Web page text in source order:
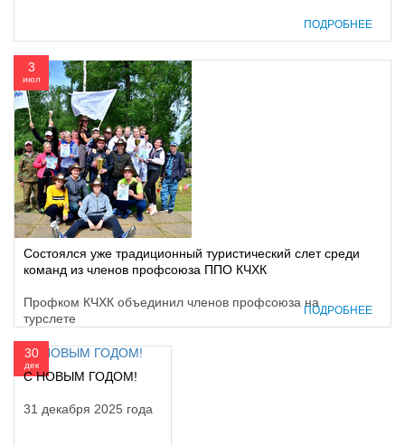
ПОДРОБНЕЕ
3
июл
Состоялся уже традиционный туристический слет среди
команд из членов профсоюза ППО КЧХК
Профком КЧХК объединил членов профсоюза на
турслете
ПОДРОБНЕЕ
30
дек
С НОВЫМ ГОДОМ!
31 декабря 2025 года